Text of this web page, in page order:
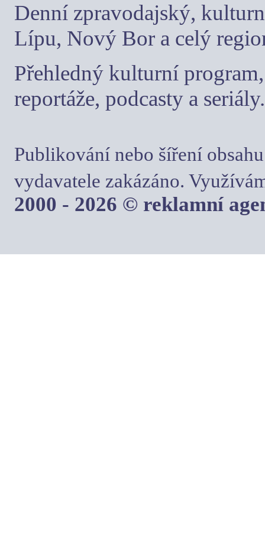
Denní zpravodajský,
Lípu, Nový Bor a celý
Přehledný kulturní
reportáže, podcasty a seriály.
Publikování nebo šíření
vydavatele zakázáno.
2000 - 2026 © reklamní